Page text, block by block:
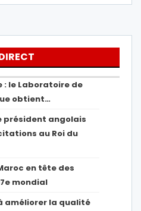
: le Laboratoire de
obtient…
président angolais
au Roi du
en tête des
mondial
à améliorer la qualité